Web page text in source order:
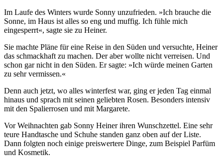
Im Laufe des Winters wurde Sonny unzufrieden. »Ich brauche die
Sonne, im Haus ist alles so eng und muffig. Ich fühle mich
eingesperrt«, sagte sie zu Heiner.
Sie machte Pläne für eine Reise in den Süden und versuchte, Heiner
das schmackhaft zu machen. Der aber wollte nicht verreisen. Und
schon gar nicht in den Süden. Er sagte: »Ich würde meinen Garten
zu sehr vermissen.«
Denn auch jetzt, wo alles winterfest war, ging er jeden Tag einmal
hinaus und sprach mit seinen geliebten Rosen. Besonders intensiv
mit den Spalierrosen und mit Margarete.
Vor Weihnachten gab Sonny Heiner ihren Wunschzettel. Eine sehr
teure Handtasche und Schuhe standen ganz oben auf der Liste.
Dann folgten noch einige preiswertere Dinge, zum Beispiel Parfüm
und Kosmetik.